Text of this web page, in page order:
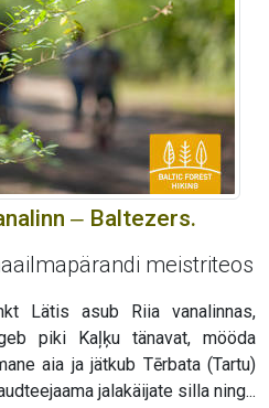
‒ Baltezers.
meistriteos
Lätis asub Riia vanalinnas,
piki Kaļķu tänavat, mööda
aia ja jätkub Tērbata (Tartu)
jalakäijate silla ning...